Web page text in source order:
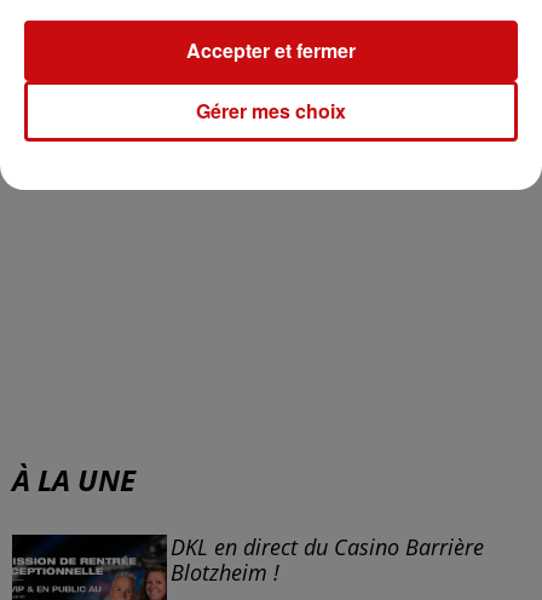
À LA UNE
DKL en direct du Casino Barrière
Blotzheim !
Gérer mes choix
Accepter et fermer